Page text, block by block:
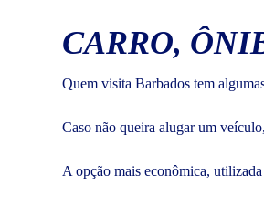
CARRO,
Quem visita Barbados tem
Caso não queira alugar um
A opção mais econômica,